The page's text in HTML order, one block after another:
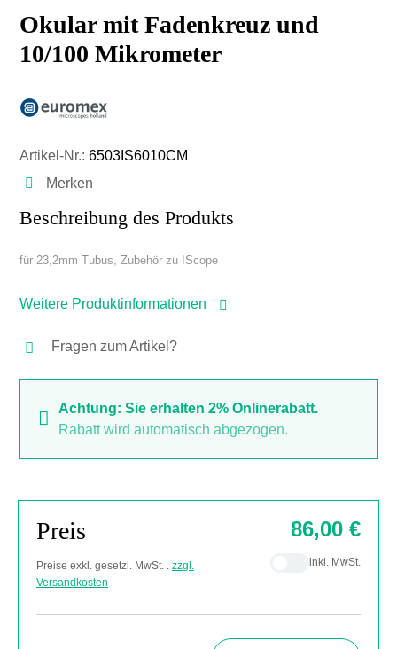
Okular mit Fadenkreuz und
10/100 Mikrometer
Artikel-Nr.: 6503IS6010CM
Merken
Beschreibung des Produkts
für 23,2mm Tubus, Zubehör zu IScope
Weitere Produktinformationen
Fragen zum Artikel?
Achtung: Sie erhalten 2% Onlinerabatt.
Rabatt wird automatisch abgezogen.
Preis
Preise exkl. gesetzl. MwSt. .
zzgl.
Versandkosten
86,00 €
inkl. MwSt.